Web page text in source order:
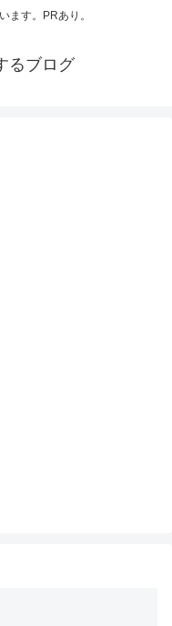
ます。PRあり。
るブログ